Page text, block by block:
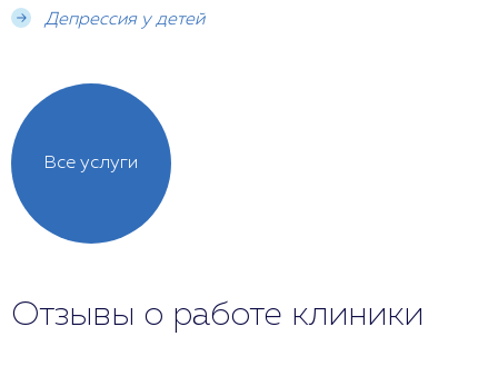
Депрессия у детей
Все услуги
Отзывы о работе клиники